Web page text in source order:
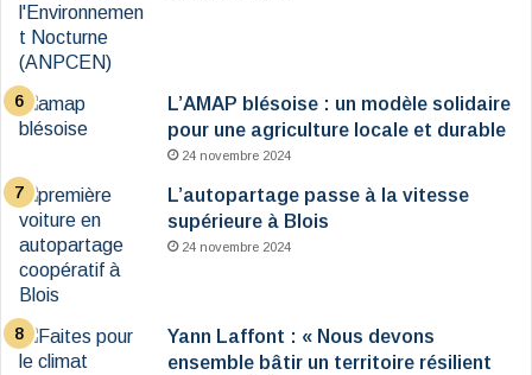
L’AMAP blésoise : un modèle solidaire
pour une agriculture locale et durable
24 novembre 2024
L’autopartage passe à la vitesse
supérieure à Blois
24 novembre 2024
Yann Laffont : « Nous devons
ensemble bâtir un territoire résilient